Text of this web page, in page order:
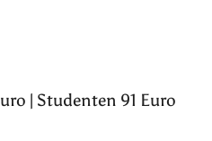
| Studenten 91 Euro